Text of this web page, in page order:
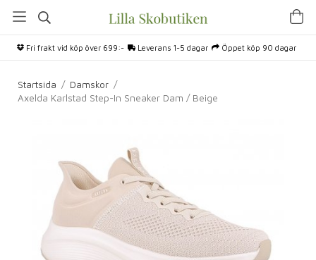
Fri frakt vid köp över 699:- Leverans 1-5 dagar Öppet köp 90 dagar
Startsida / Damskor /
Axelda Karlstad Step-In Sneaker Dam / Beige